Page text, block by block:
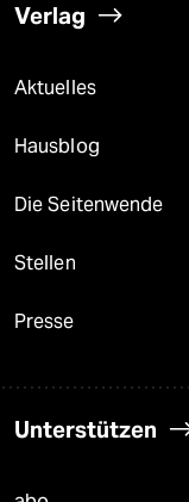
Verlag
Aktuelles
Hausblog
Die Seitenwende
Stellen
Presse
Unterstützen